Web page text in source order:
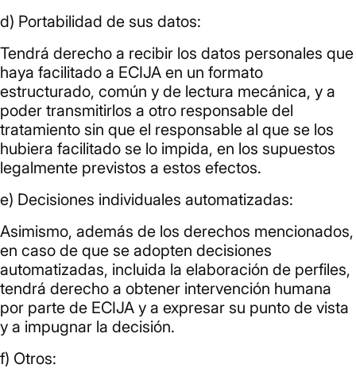
d) Portabilidad de sus datos:
Tendrá derecho a recibir los datos personales que
haya facilitado a ECIJA en un formato
estructurado, común y de lectura mecánica, y a
poder transmitirlos a otro responsable del
tratamiento sin que el responsable al que se los
hubiera facilitado se lo impida, en los supuestos
legalmente previstos a estos efectos.
e) Decisiones individuales automatizadas:
Asimismo, además de los derechos mencionados,
en caso de que se adopten decisiones
automatizadas, incluida la elaboración de perfiles,
tendrá derecho a obtener intervención humana
por parte de ECIJA y a expresar su punto de vista
y a impugnar la decisión.
f) Otros: